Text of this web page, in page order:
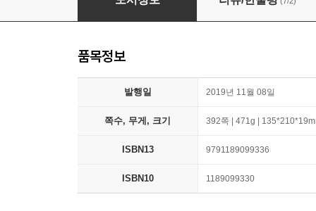
품목정보
발행일 2019년 11월 08일
쪽수, 무게, 크기 392쪽 | 471g |
ISBN13 9791189099336
ISBN10 1189099330